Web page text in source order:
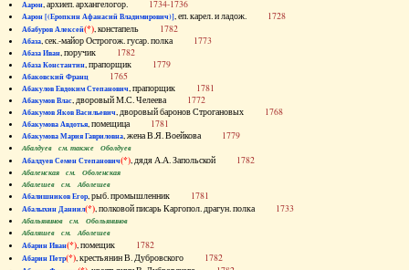
Аарон, архиеп. архангелогор. 1734-1736
Аарон [(Еропкин Афанасий Владимирович)], еп. карел. и ладож. 1728
Абабуров Алексей(*), констапель 1782
Абаза, сек.-майор Острогож. гусар. полка 1773
Абаза Иван, поручик 1782
Абаза Константин, прапорщик 1779
Абаковский Франц 1765
Абакулов Евдоким Степанович, прапорщик 1781
Абакумов Влас, дворовый М.С. Челеева 1772
Абакумов Яков Васильевич, дворовый баронов Строгановых 1768
Абакумова Авдотья, помещица 1781
Абакумова Мария Гавриловна, жена В.Я. Воейкова 1779
Абалдуев см. также Оболдуев
Абалдуев Семен Степанович(*), дядя А.А. Запольской 1782
Абаленская см. Оболенская
Абалешев см. Аболешев
Абалишников Егор, рыб. промышленник 1781
Абалыхин Даниил(*), полковой писарь Каргопол. драгун. полка 1733
Абальянинов см. Обольянинов
Абаляшев см. Аболешев
Абарин Иван(*), помещик 1782
Абарин Петр(*), крестьянин В. Дубровского 1782